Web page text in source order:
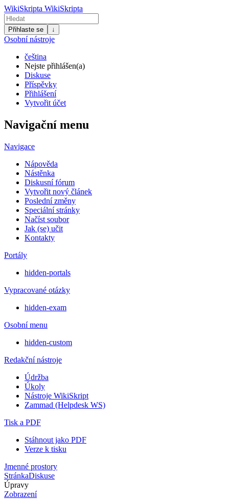
WikiSkripta WikiSkripta
Přihlaste se ↓
Osobní nástroje
čeština
Nejste přihlášen(a)
Diskuse
Příspěvky
Přihlášení
Vytvořit účet
Navigační menu
Navigace
Nápověda
Nástěnka
Diskusní fórum
Vytvořit nový článek
Poslední změny
Speciální stránky
Načíst soubor
Jak (se) učit
Kontakty
Portály
hidden-portals
Vypracované otázky
hidden-exam
Osobní menu
hidden-custom
Redakční nástroje
Údržba
Úkoly
Nástroje WikiSkript
Zammad (Helpdesk WS)
Tisk a PDF
Stáhnout jako PDF
Verze k tisku
Jmenné prostory
StránkaDiskuse
Úpravy
Zobrazení